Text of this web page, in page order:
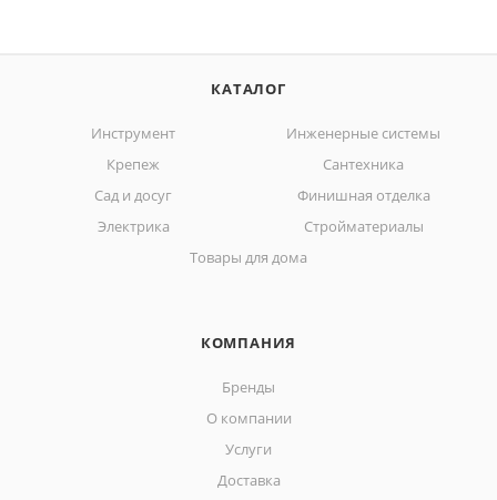
КАТАЛОГ
Инструмент
Инженерные системы
Крепеж
Сантехника
Сад и досуг
Финишная отделка
Электрика
Стройматериалы
Товары для дома
КОМПАНИЯ
Бренды
О компании
Услуги
Доставка